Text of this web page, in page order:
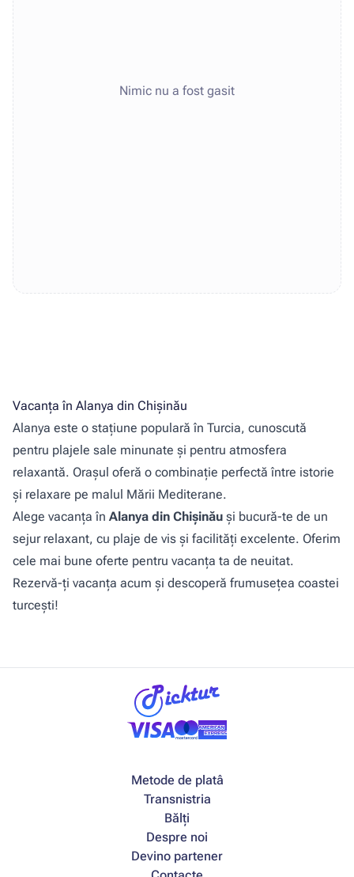
Nimic nu a fost gasit
Vacanța în Alanya din Chișinău
Alanya este o stațiune populară în Turcia, cunoscută
pentru plajele sale minunate și pentru atmosfera
relaxantă. Orașul oferă o combinație perfectă între istorie
și relaxare pe malul Mării Mediterane.
Alege vacanța în Alanya din Chișinău și bucură-te de un
sejur relaxant, cu plaje de vis și facilități excelente. Oferim
cele mai bune oferte pentru vacanța ta de neuitat.
Rezervă-ți vacanța acum și descoperă frumusețea coastei
turcești!
Metode de platâ
Transnistria
Bălți
Despre noi
Devino partener